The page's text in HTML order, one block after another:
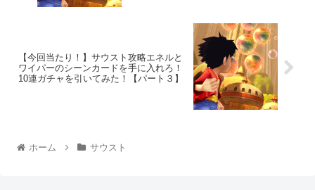
【今回当たり！】サウスト攻略エネルと
ワイパーのシーンカードを手に入れろ！
10連ガチャを引いてみた！【パート３】
ホーム サウスト